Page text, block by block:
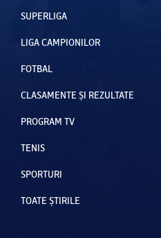
SUPERLIGA
LIGA CAMPIONILOR
FOTBAL
CLASAMENTE ȘI REZULTATE
PROGRAM TV
TENIS
SPORTURI
TOATE ȘTIRILE